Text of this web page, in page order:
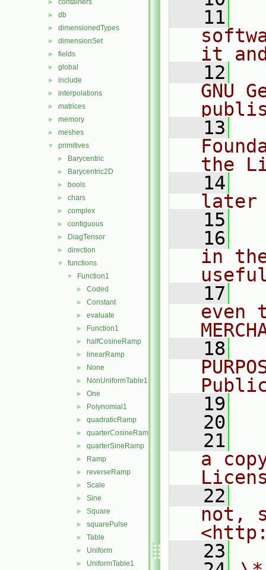
► containers
► db
► dimensionedTypes
► dimensionSet
► fields
► global
► include
► interpolations
► matrices
► memory
► meshes
▼ primitives
► Barycentric
► Barycentric2D
► bools
► chars
► complex
► contiguous
► DiagTensor
► direction
▼ functions
▼ Function1
► Coded
► Constant
► evaluate
► Function1
► halfCosineRamp
► linearRamp
► None
► NonUniformTable1
► One
► Polynomial1
► quadraticRamp
► quarterCosineRamp
► quarterSineRamp
► Ramp
► reverseRamp
► Scale
► Sine
► Square
► squarePulse
► Table
► Uniform
► UniformTable1
   11
it
   12
GNU
   13
the
   14
later
   15
   16
in
   17
even
   18
   19
   20
   21
a
   22
not,
   23